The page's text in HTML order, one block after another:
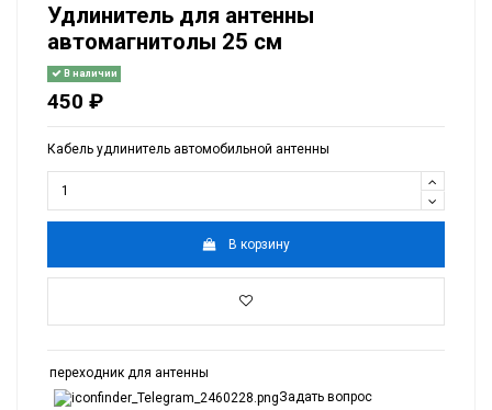
Удлинитель для антенны
автомагнитолы 25 см
В наличии
450 ₽
Кабель удлинитель автомобильной антенны
В корзину
переходник для антенны
Задать вопрос